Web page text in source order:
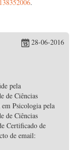
.
28-06-2016
pela
de Ciências
Psicologia pela
de Ciências
Certificado de
de email: